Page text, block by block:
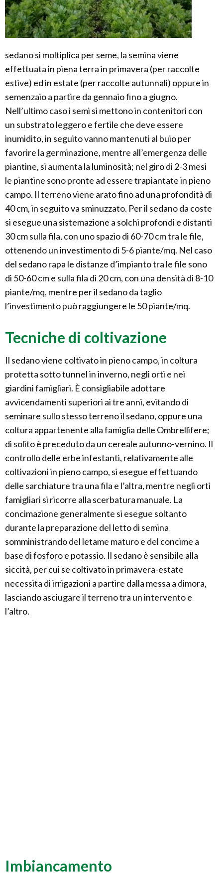
sedano si moltiplica per seme, la semina viene
effettuata in piena terra in primavera (per raccolte
estive) ed in estate (per raccolte autunnali) oppure in
semenzaio a partire da gennaio fino a giugno.
Nell’ultimo caso i semi si mettono in contenitori con
un substrato leggero e fertile che deve essere
inumidito, in seguito vanno mantenuti al buio per
favorire la germinazione, mentre all’emergenza delle
piantine, si aumenta la luminosità; nel giro di 2-3 mesi
le piantine sono pronte ad essere trapiantate in pieno
campo. Il terreno viene arato fino ad una profondità di
40 cm, in seguito va sminuzzato. Per il sedano da coste
si esegue una sistemazione a solchi profondi e distanti
30 cm sulla fila, con uno spazio di 60-70 cm tra le file,
ottenendo un investimento di 5-6 piante/mq. Nel caso
del sedano rapa le distanze d’impianto tra le file sono
di 50-60 cm e sulla fila di 20 cm, con una densità di 8-10
piante/mq, mentre per il sedano da taglio
l’investimento può raggiungere le 50 piante/mq.
Tecniche di coltivazione
Il sedano viene coltivato in pieno campo, in coltura
protetta sotto tunnel in inverno, negli orti e nei
giardini famigliari. È consigliabile adottare
avvicendamenti superiori ai tre anni, evitando di
seminare sullo stesso terreno il sedano, oppure una
coltura appartenente alla famiglia delle Ombrellifere;
di solito è preceduto da un cereale autunno-vernino. Il
controllo delle erbe infestanti, relativamente alle
coltivazioni in pieno campo, si esegue effettuando
delle sarchiature tra una fila e l’altra, mentre negli orti
famigliari si ricorre alla scerbatura manuale. La
concimazione generalmente si esegue soltanto
durante la preparazione del letto di semina
somministrando del letame maturo e del concime a
base di fosforo e potassio. Il sedano è sensibile alla
siccità, per cui se coltivato in primavera-estate
necessita di irrigazioni a partire dalla messa a dimora,
lasciando asciugare il terreno tra un intervento e
l’altro.
Imbiancamento